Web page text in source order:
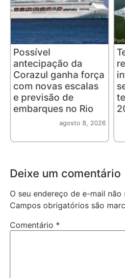
Possível
antecipação da
Corazul ganha força
com novas escalas
e previsão de
embarques no Rio
agosto 8, 2026
Deixe um comentário
O seu endereço de e-mail não
Campos obrigatórios são
Comentário *